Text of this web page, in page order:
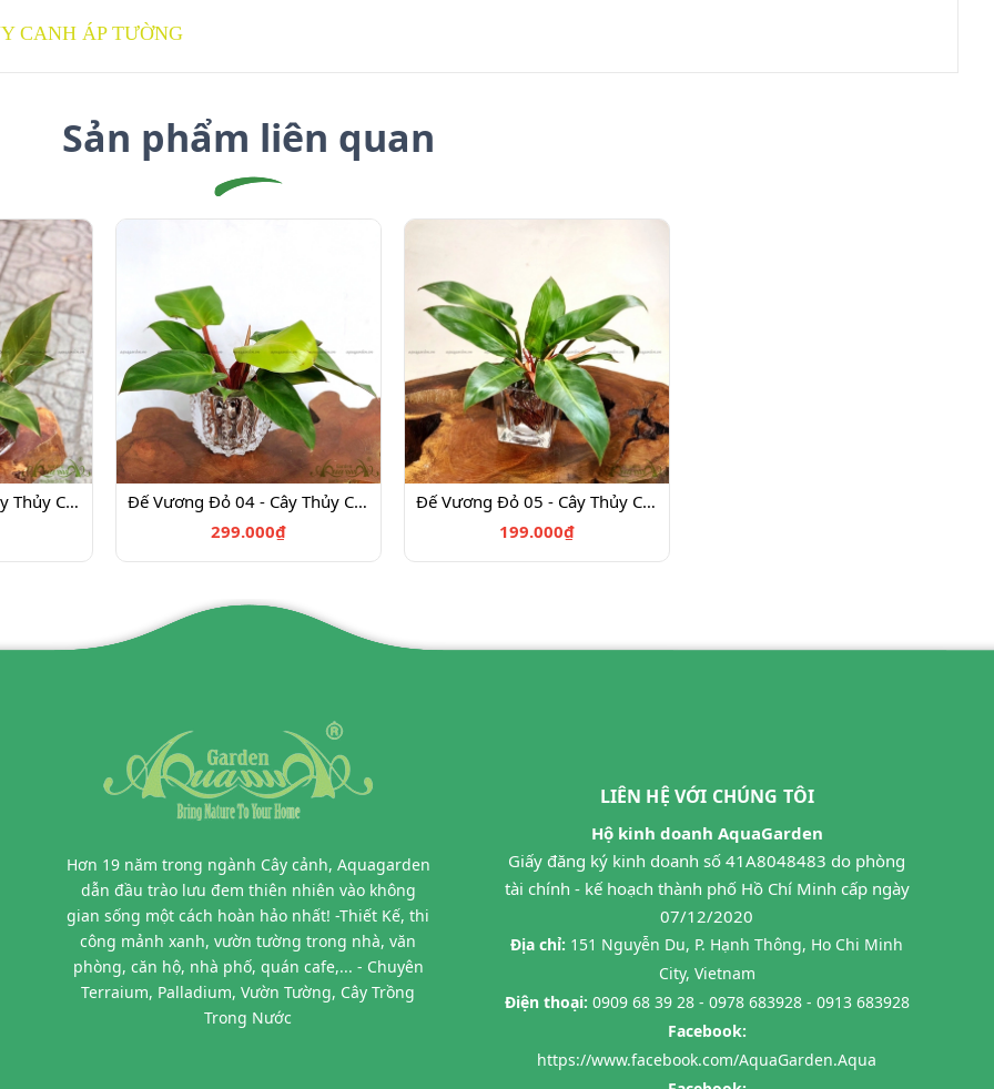
CANH ÁP TƯỜNG
Sản phẩm liên quan
Đế Vương Đỏ 02 - Cây Thủy Canh
Đế Vương Đỏ 04 - Cây Thủy Canh
299.000₫
Đế Vương Đỏ 05 - Cây Thủy Canh
199.000₫
Hơn 19 năm trong ngành Cây cảnh, Aquagarden
dẫn đầu trào lưu đem thiên nhiên vào không
gian sống một cách hoàn hảo nhất! -Thiết Kế, thi
công mảnh xanh, vườn tường trong nhà, văn
phòng, căn hộ, nhà phố, quán cafe,... - Chuyên
Terraium, Palladium, Vườn Tường, Cây Trồng
Trong Nước
LIÊN HỆ VỚI CHÚNG TÔI
Hộ kinh doanh AquaGarden
Giấy đăng ký kinh doanh số 41A8048483 do phòng
tài chính - kế hoạch thành phố Hồ Chí Minh cấp ngày
07/12/2020
Địa chỉ: 151 Nguyễn Du, P. Hạnh Thông, Ho Chi Minh
City, Vietnam
Điện thoại: 0909 68 39 28 - 0978 683928 - 0913 683928
Facebook:
https://www.facebook.com/AquaGarden.Aqua